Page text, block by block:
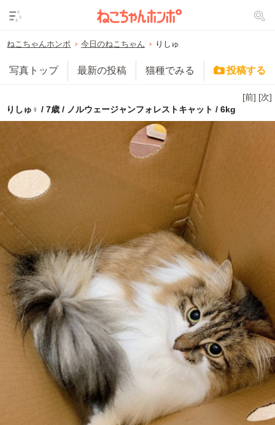
ねこちゃんホンポ 今日のねこちゃん りしゅ
写真トップ 最新の投稿 猫種でみる 投稿する
[前] [次]
りしゅ♀ / 7歳 / ノルウェージャンフォレストキャット / 6kg